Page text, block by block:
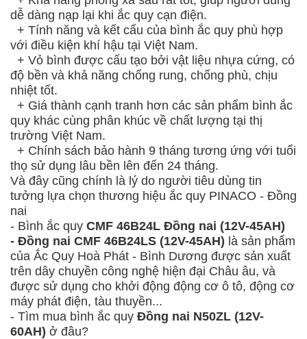
dễ dàng nạp lại khi ắc quy cạn điện.
+ Tính năng và kết cấu của bình ắc quy phù hợp
với điều kiện khí hậu tại Việt Nam.
+ Vỏ bình được cấu tạo bởi vật liệu nhựa cứng, có
độ bền và khả năng chống rung, chống phù, chịu
nhiệt tốt.
+ Giá thành cạnh tranh hơn các sản phẩm bình ắc
quy khác cùng phân khúc về chất lượng tại thị
trường Việt Nam.
+ Chính sách bảo hành 9 tháng tương ứng với tuổi
thọ sử dụng lâu bền lên đến 24 tháng.
Và đây cũng chính là lý do người tiêu dùng tin
tưởng lựa chọn thương hiệu ắc quy PINACO - Đồng
nai
- Bình ắc quy CMF 46B24L Đồng nai (12V-45AH)
- Đồng nai CMF 46B24LS (12V-45AH) là sản phẩm
của Ắc Quy Hoà Phát - Bình Dương được sản xuất
trên dây chuyền công nghệ hiện đại Châu âu, và
được sử dụng cho khởi động động cơ ô tô, động cơ
máy phát điện, tàu thuyền...
- Tìm mua bình ắc quy Đồng nai N50ZL (12V-
60AH) ở đâu?